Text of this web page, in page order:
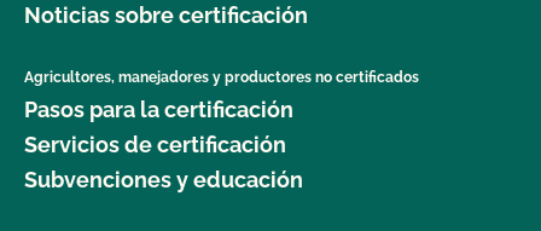
Noticias sobre certificación
Agricultores, manejadores y productores no certificados
Pasos para la certificación
Servicios de certificación
Subvenciones y educación